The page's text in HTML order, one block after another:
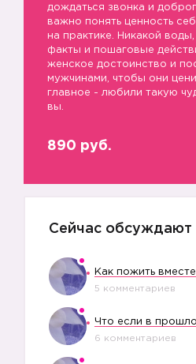
дождаться звонка и
важно понять ценность
на практике. Никакой воды,
факты и пошаговые
женское достоинство и
мужчинами, чтобы они
главное - любили такую
вы.
890 руб.
Сейчас обсуждают
5 комментариев
6 комментариев